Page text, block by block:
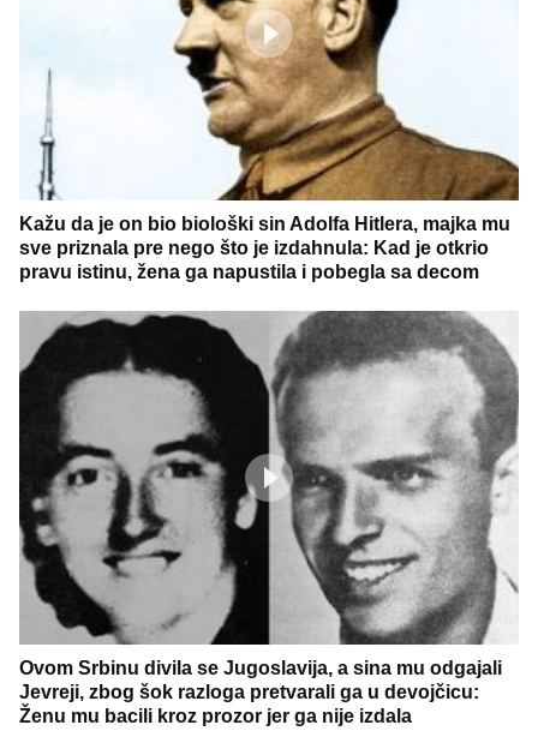
Kažu da je on bio biološki sin Adolfa Hitlera, majka mu
sve priznala pre nego što je izdahnula: Kad je otkrio
pravu istinu, žena ga napustila i pobegla sa decom
Ovom Srbinu divila se Jugoslavija, a sina mu odgajali
Jevreji, zbog šok razloga pretvarali ga u devojčicu:
Ženu mu bacili kroz prozor jer ga nije izdala